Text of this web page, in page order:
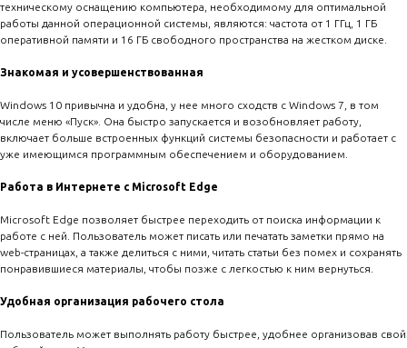
техническому оснащению компьютера, необходимому для оптимальной
работы данной операционной системы, являются: частота от 1 ГГц, 1 ГБ
оперативной памяти и 16 ГБ свободного пространства на жестком диске.
Знакомая и усовершенствованная
Windows 10 привычна и удобна, у нее много сходств с Windows 7, в том
числе меню «Пуск». Она быстро запускается и возобновляет работу,
включает больше встроенных функций системы безопасности и работает с
уже имеющимся программным обеспечением и оборудованием.
Работа в Интернете с Microsoft Edge
Microsoft Edge позволяет быстрее переходить от поиска информации к
работе с ней. Пользователь может писать или печатать заметки прямо на
web-страницах, а также делиться с ними, читать статьи без помех и сохранять
понравившиеся материалы, чтобы позже с легкостью к ним вернуться.
Удобная организация рабочего стола
Пользователь может выполнять работу быстрее, удобнее организовав свой